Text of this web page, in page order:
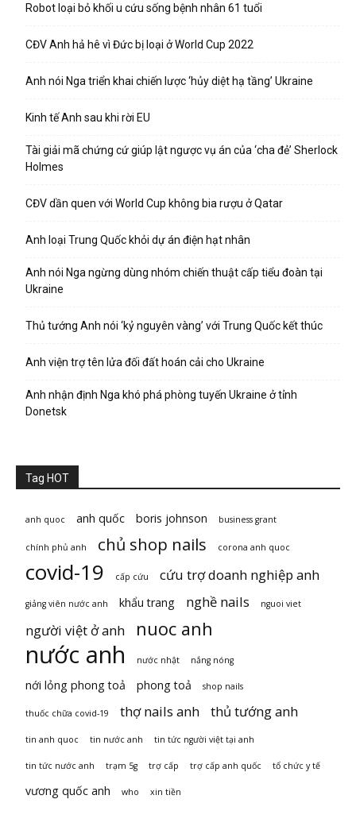
Robot loại bỏ khối u cứu sống bệnh nhân 61 tuổi
CĐV Anh hả hê vì Đức bị loại ở World Cup 2022
Anh nói Nga triển khai chiến lược ‘hủy diệt hạ tầng’ Ukraine
Kinh tế Anh sau khi rời EU
Tài giải mã chứng cứ giúp lật ngược vụ án của ‘cha đẻ’ Sherlock
Holmes
CĐV dần quen với World Cup không bia rượu ở Qatar
Anh loại Trung Quốc khỏi dự án điện hạt nhân
Anh nói Nga ngừng dùng nhóm chiến thuật cấp tiểu đoàn tại
Ukraine
Thủ tướng Anh nói ‘kỷ nguyên vàng’ với Trung Quốc kết thúc
Anh viện trợ tên lửa đối đất hoán cải cho Ukraine
Anh nhận định Nga khó phá phòng tuyến Ukraine ở tỉnh
Donetsk
Tag HOT
anh quoc anh quốc boris johnson business grant
chính phủ anh chủ shop nails corona anh quoc
covid-19 cấp cứu cứu trợ doanh nghiệp anh
giảng viên nước anh khẩu trang nghề nails nguoi viet
người việt ở anh nuoc anh
nước anh nước nhật nắng nóng
nới lỏng phong toả phong toả shop nails
thuốc chữa covid-19 thợ nails anh thủ tướng anh
tin anh quoc tin nước anh tin tức người việt tại anh
tin tức nước anh trạm 5g trợ cấp trợ cấp anh quốc tổ chức y tế
vương quốc anh who xin tiền